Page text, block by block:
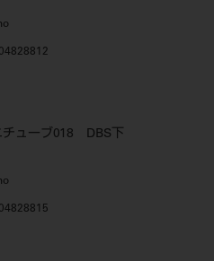
ューブ018 DBS下